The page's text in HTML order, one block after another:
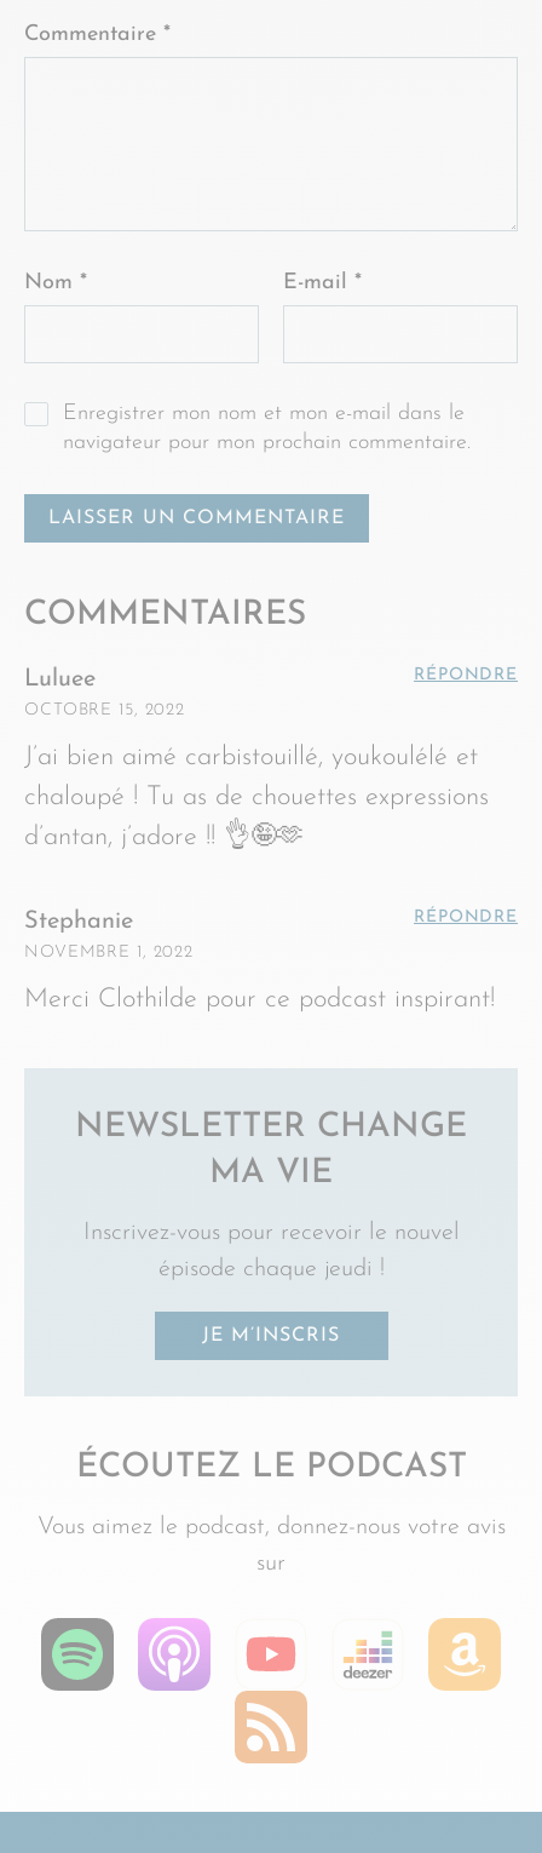
Commentaire *
Nom * E-mail *
Enregistrer mon nom et mon e-mail dans le
navigateur pour mon prochain commentaire.
COMMENTAIRES
Luluee
OCTOBRE 15, 2022
RÉPONDRE
J’ai bien aimé carbistouillé, youkoulélé et
chaloupé ! Tu as de chouettes expressions
d’antan, j’adore !! 👌🤪🫶
Stephanie
NOVEMBRE 1, 2022
RÉPONDRE
Merci Clothilde pour ce podcast inspirant!
NEWSLETTER CHANGE
MA VIE
Inscrivez-vous pour recevoir le nouvel
épisode chaque jeudi !
JE M’INSCRIS
ÉCOUTEZ LE PODCAST
Vous aimez le podcast, donnez-nous votre avis
sur